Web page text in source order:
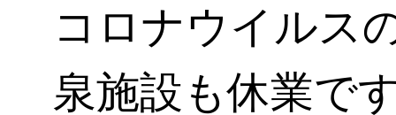
コロナウイルス
泉施設も休業で